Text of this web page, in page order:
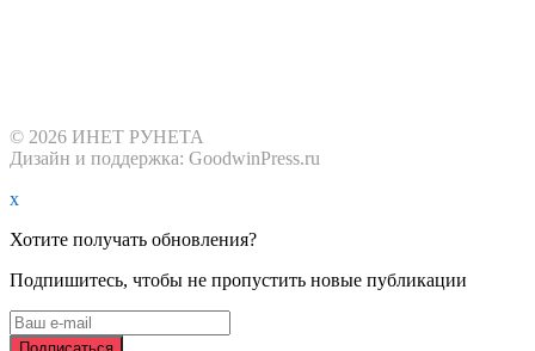
© 2026 ИНЕТ РУНЕТА
Дизайн и поддержка: GoodwinPress.ru
x
Хотите получать обновления?
Подпишитесь, чтобы не пропустить новые публикации